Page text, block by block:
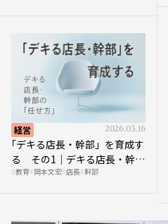
経営 2026.03.16
｢デキる店長・幹部」を育成す
る その1｜デキる店長・幹部
の「任せ方」
教育 岡本文宏 店長 幹部